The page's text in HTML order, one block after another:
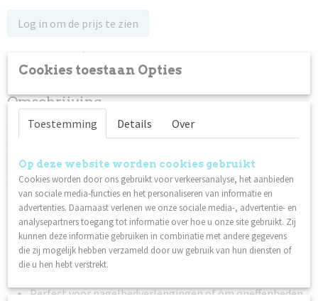
Log in om de prijs te zien
✓ Op voorraad
Omschrijving
Creamy Gel Chic Pink behoort tot de groep Creamy Gels in
onze nieuwe Cover Gel-lijn. De formule is zeer licht en "fluffy",
Optimaal voor het Dual Forms-systeem of wanneer je wilt dat
de gel blijft zitten waar je hem hebt aangebracht.
Een natuurlijke kleur]
Medium gepigmenteerd – dekkend met lichte
transparantie in dunnere lagen, waardoor het mooi
blendt bij de nagelriemen en uitstekend werkt voor
Perfect voor nagelbedverlengingen of om oneffenheden
Cookies toestaan Opties
Toestemming Details Over
Op deze website worden cookies gebruikt
Cookies worden door ons gebruikt voor verkeersanalyse, het aanbieden
van sociale media-functies en het personaliseren van informatie en
advertenties. Daarnaast verlenen we onze sociale media-, advertentie- en
analysepartners toegang tot informatie over hoe u onze site gebruikt. Zij
kunnen deze informatie gebruiken in combinatie met andere gegevens
die zij mogelijk hebben verzameld door uw gebruik van hun diensten of
die u hen hebt verstrekt.